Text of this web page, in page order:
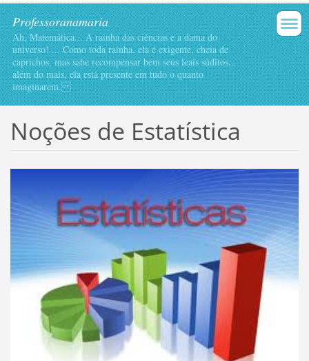
Professoranamaria
Ah, Matemática... A rainha das ciências e a dama do
universo! ... Como toda rainha, ela é exigente, cheia de
caprichos, mas sabe recompensar bem seus leais súditos...
além do mais, ela está presente em tudo o quanto
imaginarem.
Noções de Estatística